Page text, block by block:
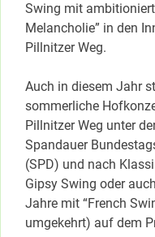
Swing mit
Melancholie” in den
Pillnitzer Weg.
Auch in diesem Jahr
sommerliche
Pillnitzer Weg unter
Spandauer
(SPD) und nach
Gipsy Swing oder
Jahre mit “French
umgekehrt) auf dem